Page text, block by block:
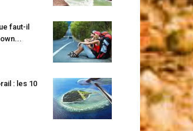
faut-il
: les 10